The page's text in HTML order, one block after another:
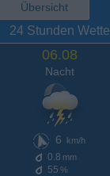
Übersicht
24 Stunden
06.08
Nacht
6 km/h
0.8 mm
55 %